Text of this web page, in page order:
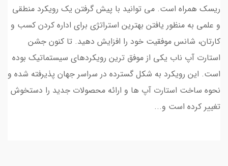
ریسک همراه است. می توانید با پیش گرفتن یک رویکرد منطقی
و علمی به منظور یافتن بهترین استراتژی برای اداره کردن کسب و
کارتان، شانس موفقیت خود را افزایش دهید. تا کنون جشن
استارت آپ ناب یکی از موفق ترین رویکردهای سیستماتیک بوده
است. این رویکرد به شکل گسترده در سراسر جهان پذیرفته شده و
نحوه ساخت استارت آپ ها و ارائه محصولات جدید را دستخوش
تغییر کرده است و...